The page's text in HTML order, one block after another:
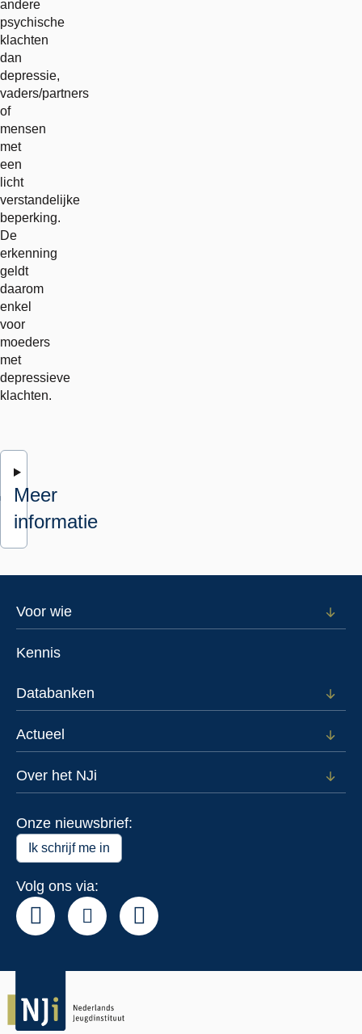
andere
psychische
klachten
dan
depressie,
vaders/partners
of
mensen
met
een
licht
verstandelijke
beperking.
De
erkenning
geldt
daarom
enkel
voor
moeders
met
depressieve
klachten.
Meer
informatie
Footer
Voor wie
Open
Kennis
Databanken
Open
voor
Actueel
Open
voor
Over het NJi
Open
Onze nieuwsbrief:
Ik schrijf me in
Volg ons via: